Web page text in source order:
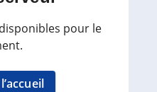
pour le